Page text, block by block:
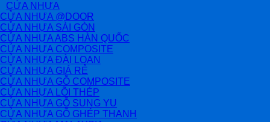
CỬA NHỰA
CỬA NHỰA @DOOR
CỬA NHỰA SÀI GÒN
CỬA NHỰA ABS HÀN QUỐC
CỬA NHỰA COMPOSITE
CỬA NHỰA ĐÀI LOAN
CỬA NHỰA GIÁ RẺ
CỬA NHỰA GỖ COMPOSITE
CỬA NHỰA LÕI THÉP
CỬA NHỰA GỖ SUNG YU
CỬA NHỰA GỖ GHÉP THANH